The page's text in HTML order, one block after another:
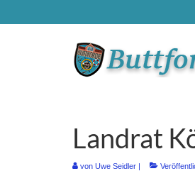
Landrat
von Uwe Seidler |